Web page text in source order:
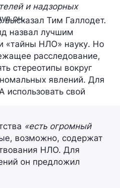
и надзорных
он.
Тим Галлодет.
назвал лучшим
«тайны НЛО» науку. Но
расследование,
стереотипы вокруг
явлений. Для
использовать свой
«есть огромный
возможно, содержат
НЛО. Для
он предложил